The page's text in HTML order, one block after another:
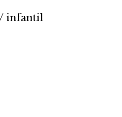
infantil